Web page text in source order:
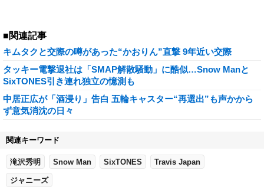
■関連記事
キムタクと交際の噂があった“かおりん”直撃 9年近い交際
タッキー電撃退社は「SMAP解散騒動」に酷似…Snow Manと
SixTONES引き連れ独立の憶測も
中居正広が「酒浸り」告白 五輪キャスター“再選出”も声かから
ず意気消沈の日々
関連キーワード
滝沢秀明 Snow Man SixTONES Travis Japan
ジャニーズ